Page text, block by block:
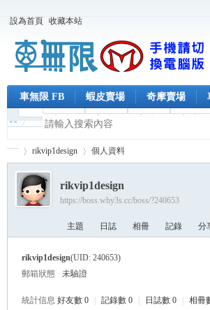
設為首頁 收藏本站
車無限 FB 蝦皮賣場 奇摩賣場
›
rikvip1design 個人資料
rikvip1design
https://boss.why3s.cc/boss/?240653
主題 日誌 相冊 記錄 分
rikvip1design(UID: 240653)
郵箱狀態
未驗證
統計信息 好友數 0 記錄數 0 日誌數 0 相冊